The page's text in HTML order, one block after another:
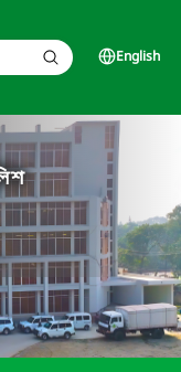
English